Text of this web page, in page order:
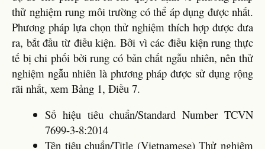
thử nghiệm rung môi trường có thể áp dụng được nhất.
Phương pháp lựa chọn thử nghiệm thích hợp được đưa
ra, bắt đầu từ điều kiện. Bởi vì các điều kiện rung thực
tế bị chi phối bởi rung có bản chất ngẫu nhiên, nên thử
nghiệm ngẫu nhiên là phương pháp được sử dụng rộng
rãi nhất, xem Bảng 1, Điều 7.
Số hiệu tiêu chuẩn/Standard Number TCVN
7699-3-8:2014
Tên tiêu chuẩn/Title (Vietnamese) Thử nghiệm